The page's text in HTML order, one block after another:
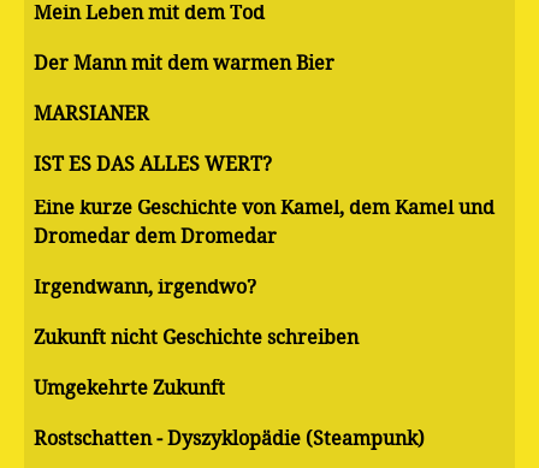
Mein Leben mit dem Tod
Der Mann mit dem warmen Bier
MARSIANER
IST ES DAS ALLES WERT?
Eine kurze Geschichte von Kamel, dem Kamel und
Dromedar dem Dromedar
Irgendwann, irgendwo?
Zukunft nicht Geschichte schreiben
Umgekehrte Zukunft
Rostschatten - Dyszyklopädie (Steampunk)